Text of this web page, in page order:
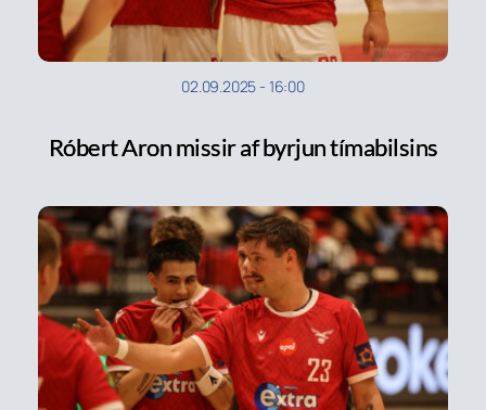
02.09.2025 - 16:00
Róbert Aron missir af byrjun tímabilsins